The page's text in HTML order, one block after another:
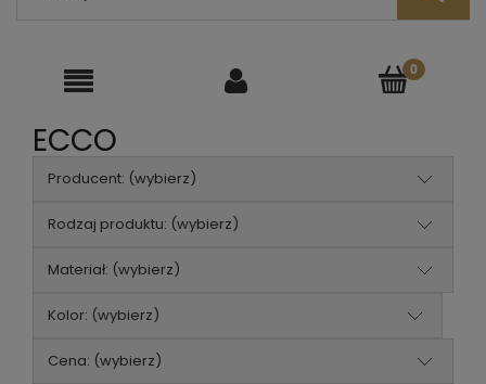
ECCO
Producent: (wybierz)
Rodzaj produktu: (wybierz)
Materiał: (wybierz)
Kolor: (wybierz)
Cena: (wybierz)